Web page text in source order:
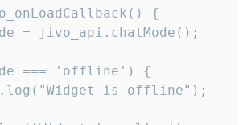
{
= jivo_api.chatMode();
=== 'offline') {
is offline");